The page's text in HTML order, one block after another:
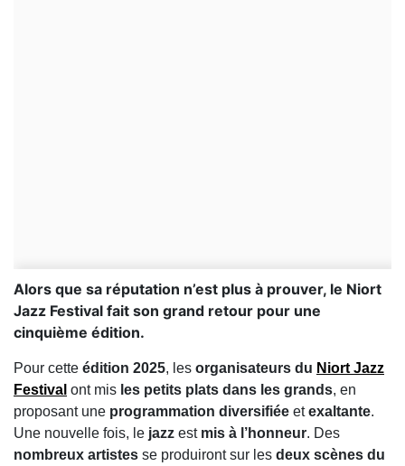
Alors que sa réputation n’est plus à prouver, le Niort
Jazz Festival fait son grand retour pour une
cinquième édition.
Pour cette édition 2025, les organisateurs du Niort Jazz
Festival ont mis les petits plats dans les grands, en
proposant une programmation diversifiée etexaltante.
Une nouvelle fois, le jazz est mis à l’honneur. Des
nombreux artistes se produiront sur les deux scènes du